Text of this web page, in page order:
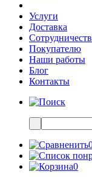
Услуги
Доставка
Покупателю
Наши работы
Блог
Контакты
0